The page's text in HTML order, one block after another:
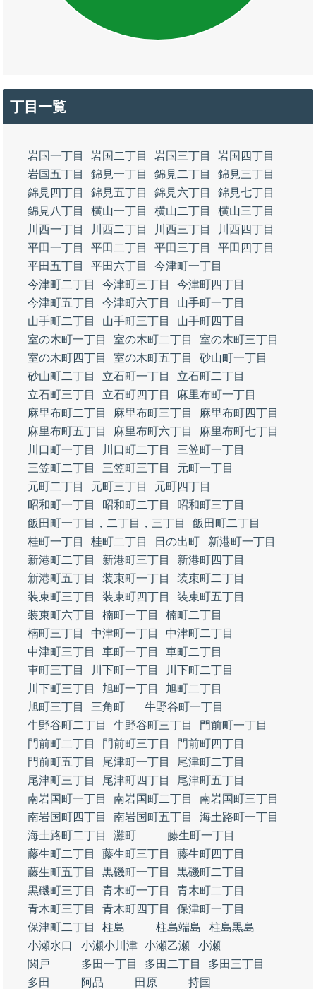
丁目一覧
岩国一丁目 岩国二丁目 岩国三丁目
岩国四丁目
岩国五丁目
錦見一丁目 錦見二丁目
錦見三丁目
錦見四丁目
錦見五丁目 錦見六丁目
錦見七丁目
錦見八丁目
横山一丁目 横山二丁目
横山三丁目
川西一丁目
川西二丁目 川西三丁目
川西四丁目
平田一丁目
平田二丁目 平田三丁目
平田四丁目
平田五丁目
平田六丁目
今津町一丁目
今津町二丁目
今津町三丁目
今津町四丁目
今津町五丁目
今津町六丁目
山手町一丁目
山手町二丁目
山手町三丁目
山手町四丁目
室の木町一丁目
室の木町二丁目
室の木町三丁目
室の木町四丁目
室の木町五丁目
砂山町一丁目
砂山町二丁目
立石町一丁目
立石町二丁目
立石町三丁目
立石町四丁目
麻里布町一丁目
麻里布町二丁目
麻里布町三丁目
麻里布町四丁目
麻里布町五丁目
麻里布町六丁目
麻里布町七丁目
川口町一丁目
川口町二丁目
三笠町一丁目
三笠町二丁目
三笠町三丁目
元町一丁目
元町二丁目
元町三丁目
元町四丁目
昭和町一丁目
昭和町二丁目
昭和町三丁目
飯田町一丁目，二丁目，三丁目
飯田町二丁目
桂町一丁目
桂町二丁目 日の出町
新港町一丁目
新港町二丁目
新港町三丁目
新港町四丁目
新港町五丁目
装束町一丁目
装束町二丁目
装束町三丁目
装束町四丁目
装束町五丁目
装束町六丁目
楠町一丁目
楠町二丁目
楠町三丁目
中津町一丁目
中津町二丁目
中津町三丁目
車町一丁目
車町二丁目
車町三丁目
川下町一丁目
川下町二丁目
川下町三丁目
旭町一丁目
旭町二丁目
旭町三丁目
三角町
牛野谷町一丁目
牛野谷町二丁目
牛野谷町三丁目
門前町一丁目
門前町二丁目
門前町三丁目
門前町四丁目
門前町五丁目
尾津町一丁目
尾津町二丁目
尾津町三丁目
尾津町四丁目
尾津町五丁目
南岩国町一丁目
南岩国町二丁目
南岩国町三丁目
南岩国町四丁目
南岩国町五丁目
海土路町一丁目
海土路町二丁目
灘町
藤生町一丁目
藤生町二丁目
藤生町三丁目
藤生町四丁目
藤生町五丁目
黒磯町一丁目
黒磯町二丁目
黒磯町三丁目
青木町一丁目
青木町二丁目
青木町三丁目
青木町四丁目
保津町一丁目
保津町二丁目
柱島 柱島端島
柱島黒島
小瀬水口
小瀬小川津 小瀬乙瀬
小瀬
関戸
多田一丁目 多田二丁目
多田三丁目
多田
阿品 田原
持国